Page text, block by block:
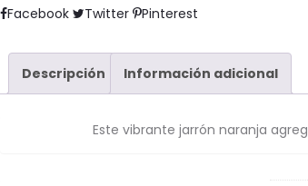
Share
Facebook Twitter Pinterest
Descripción Información adicional
Este vibrante jarrón naranja